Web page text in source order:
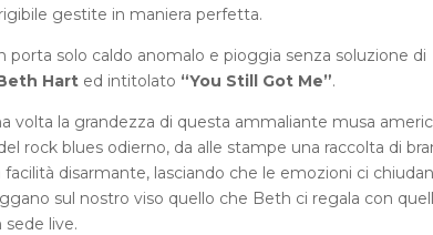
gestite in maniera perfetta.
solo caldo anomalo e pioggia senza soluzione di
Harted intitolato “You Still Got Me”.
volta la grandezza di questa ammaliante musa
rock blues odierno, da alle stampe una raccolta di
disarmante, lasciando che le emozioni ci
sul nostro viso quello che Beth ci regala con
live.